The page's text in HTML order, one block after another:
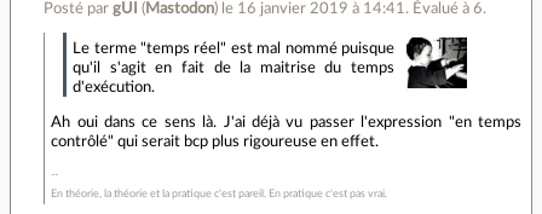
Posté pargUI ( Mastodon) le 16 janvier 2019 à 14:41 . Évalué à6.
Le terme "temps réel" est mal nommé puisque
qu'il s'agit en fait de la maitrise du temps
d'exécution.
Ah oui dans ce sens là. J'ai déjà vu passer l'expression "en temps
contrôlé" qui serait bcp plus rigoureuse en effet.
En théorie, la théorie et la pratique c'est pareil. En pratique c'est pas vrai.